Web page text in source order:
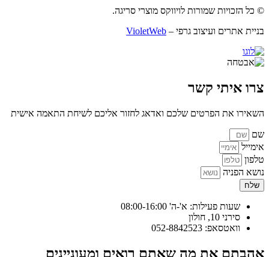
© כל הזכויות שמורות לויווקס מוצרי סריגה.
בניית אתרים ועיצוב גרפי – VioletWeb
צרו איתי קשר
השאירו את הפרטים שלכם ואדאג לחזור אליכם לשיחת התאמה אישית
שם
אימייל
טלפון
נושא הפניה
שלח
שעות פעילות: א'-ה' 08:00-16:00
סירני 10, חולון
וואטסאפ: 052-8842523
אהבתם את מה שאתם רואים ומעוניינים